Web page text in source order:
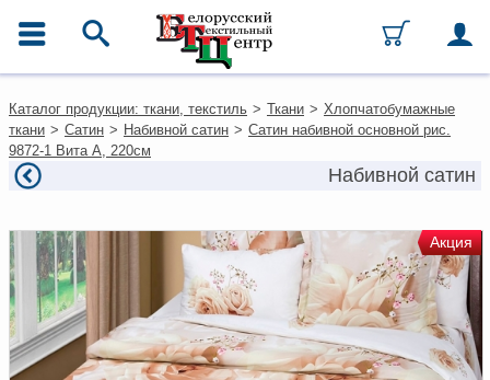
Каталог
Ткани
Домашний текстиль
Одежда
Текстиль для ресторанов и
гостиниц
Текстильная галантерея и
фурнитура
Условия работы
Оплата и доставка
Каталог продукции: ткани, текстиль > Ткани > Хлопчатобумажные
ткани > Сатин > Набивной сатин > Сатин набивной основной рис.
9872-1 Вита А, 220см
Набивной сатин
Акция